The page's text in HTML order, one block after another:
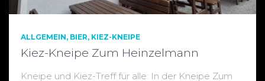
ALLGEMEIN BIER KIEZ-KNEIPE
Kiez-Kneipe Zum Heinzelmann
Kneipe und Kiez-Treff für alle: In der Kneipe Zum